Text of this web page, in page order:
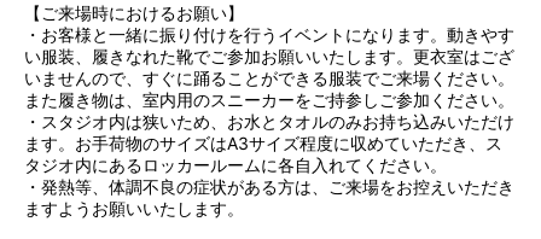
【ご来場時におけるお願い】
・お客様と一緒に振り付けを行うイベントになります。動きやす
い服装、履きなれた靴でご参加お願いいたします。更衣室はござ
いませんので、すぐに踊ることができる服装でご来場ください。
また履き物は、室内用のスニーカーをご持参しご参加ください。
・スタジオ内は狭いため、お水とタオルのみお持ち込みいただけ
ます。お手荷物のサイズはA3サイズ程度に収めていただき、ス
タジオ内にあるロッカールームに各自入れてください。
・発熱等、体調不良の症状がある方は、ご来場をお控えいただき
ますようお願いいたします。